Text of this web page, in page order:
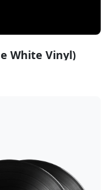
White Vinyl)